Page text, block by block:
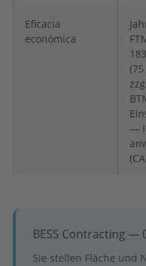
Eficacia
económica
—
BESS Contracting —
Sie stellen Fläche und